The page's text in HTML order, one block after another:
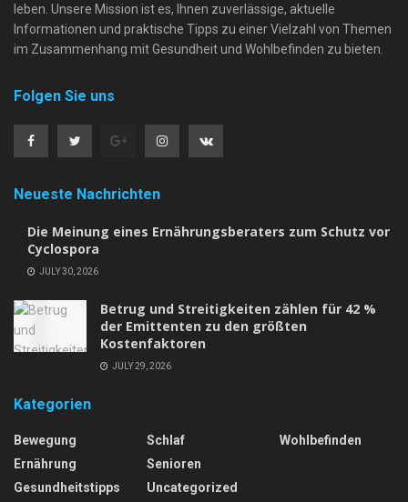
leben. Unsere Mission ist es, Ihnen zuverlässige, aktuelle
Informationen und praktische Tipps zu einer Vielzahl von Themen
im Zusammenhang mit Gesundheit und Wohlbefinden zu bieten.
Folgen Sie uns
Neueste Nachrichten
Die Meinung eines Ernährungsberaters zum Schutz vor
Cyclospora
JULY 30, 2026
Betrug und Streitigkeiten zählen für 42 %
der Emittenten zu den größten
Kostenfaktoren
JULY 29, 2026
Kategorien
Bewegung
Ernährung
Gesundheitstipps
Schlaf
Senioren
Uncategorized
Wohlbefinden